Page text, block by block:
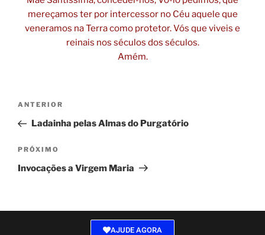
mereçamos ter por intercessor no Céu aquele que
veneramos na Terra como protetor. Vós que viveis e
reinais nos séculos dos séculos.
Amém.
ANTERIOR
Ladainha pelas Almas do Purgatório
PRÓXIMO
Invocações a Virgem Maria
AJUDE AGORA